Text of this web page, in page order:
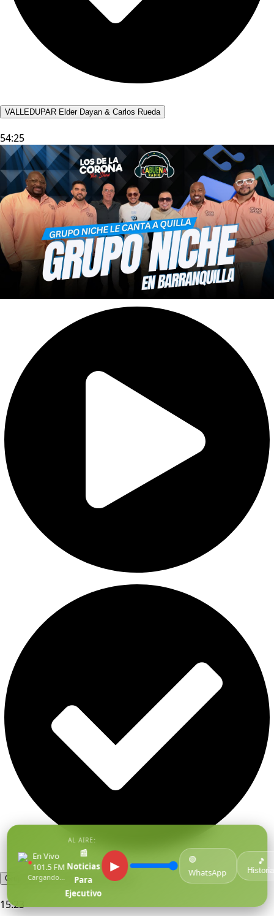
●En Vivo
101.5 FM
Cargando...
AL AIRE:
📰
Noticias
Para
Ejecutivo
▶
🟢
WhatsApp
🎵
VALLEDUPAR Elder Dayan & Carlos Rueda
54:25
Grupo Niche le canta a Barranquilla
15:23